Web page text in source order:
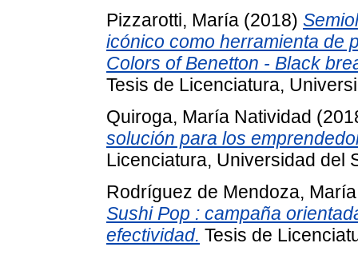
Pizzarotti, María (2018)
icónico como herramienta de
Colors of Benetton - Black
Tesis de Licenciatura,
Quiroga, María Natividad
solución para los
Licenciatura, Universidad del
Rodríguez de Mendoza,
Sushi Pop : campaña
efectividad. Tesis de